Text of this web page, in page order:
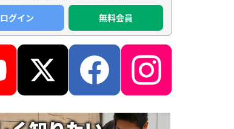
ログイン
無料会員